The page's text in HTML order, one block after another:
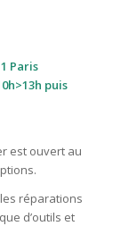
Paris
puis
est ouvert au
réparations
d’outils et